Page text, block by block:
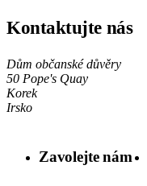
Kontaktujte nás
Dům občanské důvěry
50 Pope's Quay
Korek
Irsko
Zavolejte nám